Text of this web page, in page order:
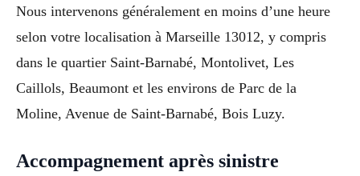
Nous intervenons généralement en moins d’une heure
selon votre localisation à Marseille 13012, y compris
dans le quartier Saint-Barnabé, Montolivet, Les
Caillols, Beaumont et les environs de Parc de la
Moline, Avenue de Saint-Barnabé, Bois Luzy.
Accompagnement après sinistre